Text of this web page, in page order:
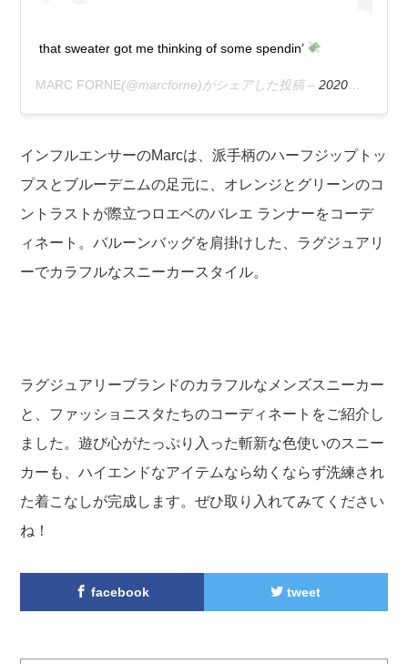
that sweater got me thinking of some spendin’
MARC FORNE(@marcforne)がシェアした投稿 –2020年 4月月26日午後12時19分PDT
インフルエンサーのMarcは、派手柄のハーフジップトッ
プスとブルーデニムの足元に、オレンジとグリーンのコ
ントラストが際立つロエベのバレエ ランナーをコーデ
ィネート。バルーンバッグを肩掛けした、ラグジュアリ
ーでカラフルなスニーカースタイル。
ラグジュアリーブランドのカラフルなメンズスニーカー
と、ファッショニスタたちのコーディネートをご紹介し
ました。遊び心がたっぷり入った斬新な色使いのスニー
カーも、ハイエンドなアイテムなら幼くならず洗練され
た着こなしが完成します。ぜひ取り入れてみてください
ね！
facebook tweet